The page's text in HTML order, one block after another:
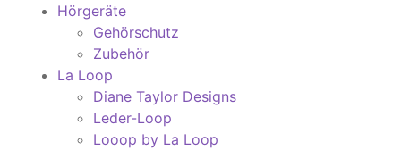
Hörgeräte
Gehörschutz
Zubehör
La Loop
Diane Taylor Designs
Leder-Loop
Looop by La Loop